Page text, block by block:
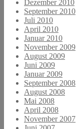
Dezember 2010
September 2010
Juli 2010
April 2010
Januar 2010
November 2009
August 2009
Juni 2009
Januar 2009
September 2008
August 2008
Mai 2008
April 2008
November 2007